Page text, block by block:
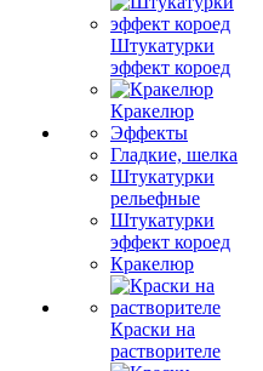
Штукатурки
эффект короед
Кракелюр
Эффекты
Гладкие, шелка
Штукатурки
рельефные
Штукатурки
эффект короед
Кракелюр
Краски на
растворителе